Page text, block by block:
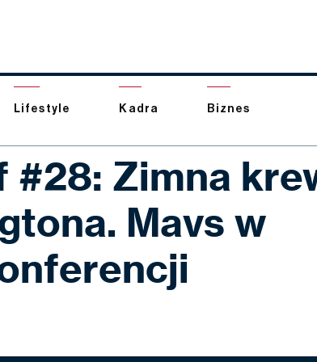
Lifestyle Kadra Biznes
#28: Zimna
Mavs w